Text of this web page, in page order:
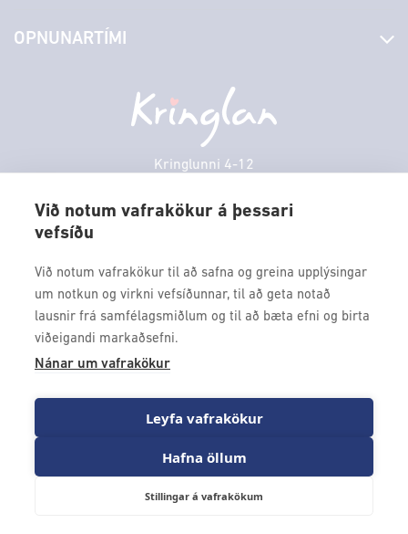
Við notum vafrakökur á þessari
vefsíðu
Við notum vafrakökur til að safna og greina upplýsingar
um notkun og virkni vefsíðunnar, til að geta notað
lausnir frá samfélagsmiðlum og til að bæta efni og birta
viðeigandi markaðsefni.
Nánar um vafrakökur
Leyfa vafrakökur
Hafna öllum
Stillingar á vafrakökum
Kringlunni 4-12
kringlan@kringlan.is
Hafðu samband
Persónuverndarstefna
Borgarbókasafn
Borgarleikhúsið
Ævintýraland
OPNUNARTÍMI
Miðvikudagur
VERTU MEÐ
Fáðu forskot á dagskrána okkar og sértilboð með því að skrá